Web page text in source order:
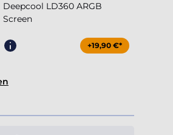
Deepcool LD360 ARGB
Screen
+19,90 €*